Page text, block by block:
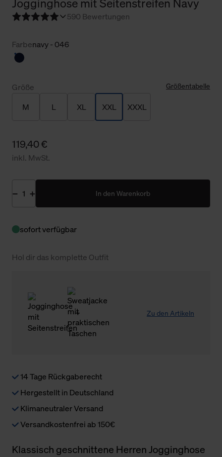
Jogginghose mit Seitenstreifen Navy
590 Bewertungen
Farbenavy - 046
Größe Größentabelle
M L XL XXL XXXL
119,40 €
inkl. MwSt.
In den Warenkorb
sofort verfügbar
Hol dir das komplette Outfit
Zu den Artikeln
14 Tage Rückgaberecht
Hergestellt in Deutschland
Klimaneutraler Versand
Versandkostenfrei ab 150€
Klassisch geschnittene Herren Jogginghose